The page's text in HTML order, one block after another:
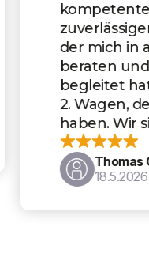
und
gut
gekauft